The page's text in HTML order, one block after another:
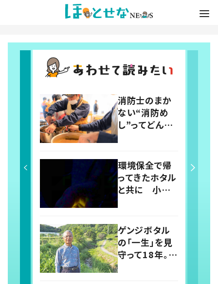
消防士のまか
ない“消防め
し”ってどんな
メニュー？ 食
域とつながり、
防災力の向上
を目指す 岡
山・真庭市
環境保全で帰
ってきたホタル
と共に 小規
模だが心温ま
り」で人と人を
つなげる 岡
山・奈義町
ゲンジボタル
の「一生」を見
守って18年。ひ
とりでは築けな